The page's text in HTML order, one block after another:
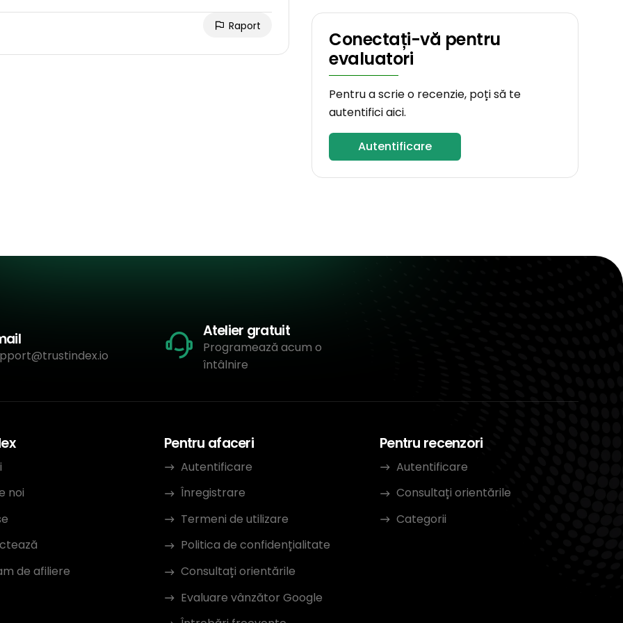
Raport
Conectați-vă pentru
evaluatori
Pentru a scrie o recenzie, poți să te
autentifici aici.
Autentificare
Atelier gratuit
Programează acum o
întâlnire
noi
de afiliere
Pentru afaceri
Autentificare
Înregistrare
Termeni de utilizare
Politica de confidențialitate
Consultați orientările
Evaluare vânzător Google
Pentru recenzori
Autentificare
Consultați orientările
Categorii